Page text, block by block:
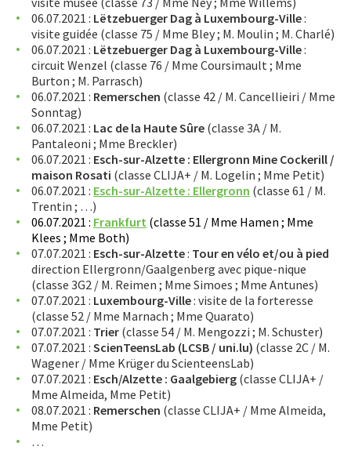
06.07.2021 : Lëtzebuerger Dag à Luxembourg-Ville:
visite guidée (classe 75 / Mme Bley ; M. Moulin ; M. Charlé)
06.07.2021 : Lëtzebuerger Dag à Luxembourg-Ville:
circuit Wenzel (classe 76 / Mme Coursimault ; Mme
Burton ; M. Parrasch)
06.07.2021 : Remerschen (classe 42 / M. Cancellieiri / Mme
Sonntag)
06.07.2021 : Lac de la Haute Sûre (classe 3A / M.
Pantaleoni ; Mme Breckler)
06.07.2021 : Esch-sur-Alzette : Ellergronn Mine Cockerill /
maison Rosati (classe CLIJA+ / M. Logelin ; Mme Petit)
06.07.2021 : Esch-sur-Alzette : Ellergronn (classe 61 / M.
Trentin ; …)
06.07.2021 : Frankfurt (classe 51 / Mme Hamen ; Mme
Klees ; Mme Both)
07.07.2021 : Esch-sur-Alzette: Tour en vélo et/ou à pied
direction Ellergronn/Gaalgenberg avec pique-nique
(classe 3G2 / M. Reimen ; Mme Simoes ; Mme Antunes)
07.07.2021 : Luxembourg-Ville: visite de la forteresse
(classe 52 / Mme Marnach ; Mme Quarato)
07.07.2021 : Trier (classe 54 / M. Mengozzi ; M. Schuster)
07.07.2021 : ScienTeensLab (LCSB / uni.lu) (classe 2C / M.
Wagener / Mme Krüger du ScienteensLab)
07.07.2021 : Esch/Alzette : Gaalgebierg (classe CLIJA+ /
Mme Almeida, Mme Petit)
08.07.2021 : Remerschen (classe CLIJA+ / Mme Almeida,
Mme Petit)
…